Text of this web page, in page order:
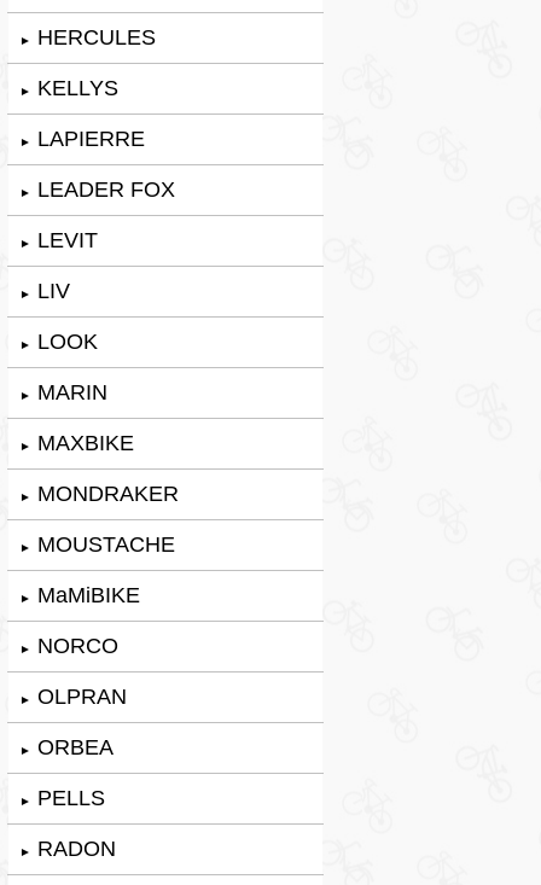
► HERCULES
► KELLYS
► LAPIERRE
► LEADER FOX
► LEVIT
► LIV
► LOOK
► MARIN
► MAXBIKE
► MONDRAKER
► MOUSTACHE
► MaMiBIKE
► NORCO
► OLPRAN
► ORBEA
► PELLS
► RADON